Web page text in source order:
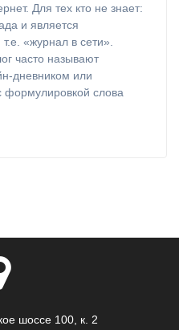
Для тех кто не знает:
и является
«журнал в сети».
часто называют
дневником или
формулировкой слова
шоссе 100, к. 2